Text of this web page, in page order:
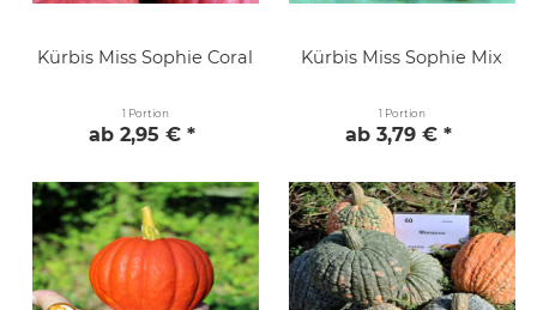
Kürbis Miss Sophie Coral
1 Portion
ab 2,95 € *
Kürbis Miss Sophie Mix
1 Portion
ab 3,79 € *